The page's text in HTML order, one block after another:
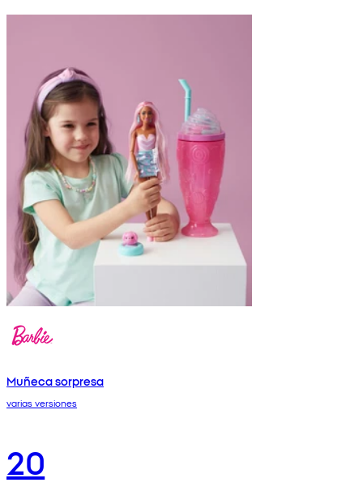
Muñeca sorpresa
varias versiones
20